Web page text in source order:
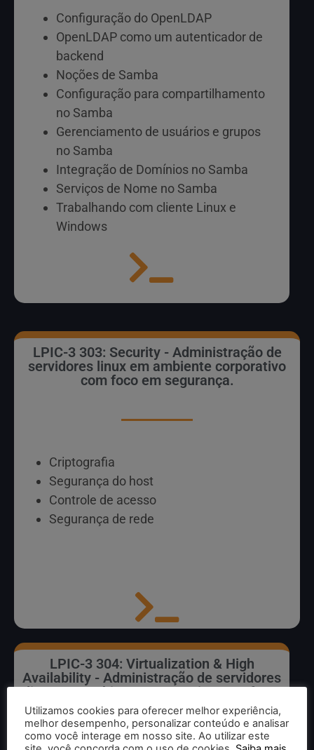
Configuração do OpenLDAP
OpenLDAP como um autenticador de
backend
Noções de Samba
Configuração para compartilhamento
no Samba
Gerenciamento de usuários e grupos
no Samba
Integração de Domínios no Samba
Serviços de Nome no Samba
Trabalhando com cliente Linux e
Windows
LPIC-3 303: Security - Administração de
servidores linux em ambiente corporativo
com foco em segurança.
Criptografia
Segurança do host
Controle de acesso
Segurança de rede
LPIC-3 304: Virtualization & High
Availability - Administração de servidores
linux em ambiente corporativo com foco
em alta disponibilidade e virtualização
Utilizamos cookies para oferecer melhor experiência,
melhor desempenho, personalizar conteúdo e analisar
como você interage em nosso site. Ao utilizar este